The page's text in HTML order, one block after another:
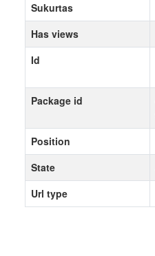
Sukurtas
Has views
Id
Package id
Position
State
Url type